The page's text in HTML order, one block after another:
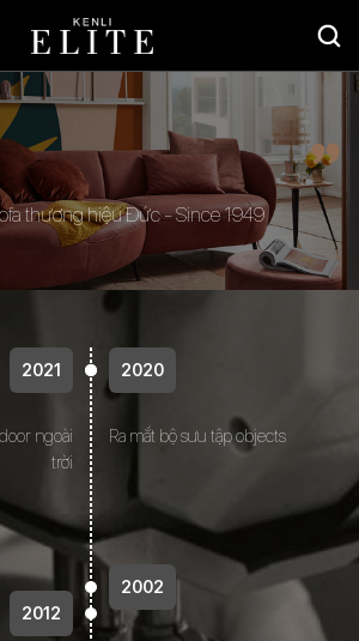
thương hiệu Đức - Since 1949
2021
ngoài
trời
2012
2020
Ra mắt bộ sưu tập objects
2002